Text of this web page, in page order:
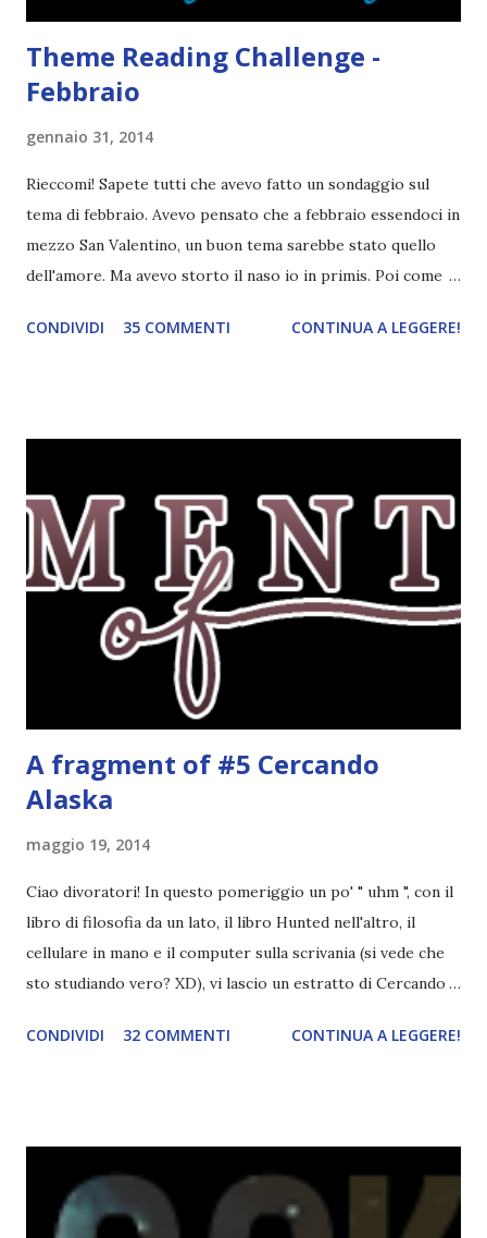
Theme Reading Challenge -
Febbraio
gennaio 31, 2014
Rieccomi! Sapete tutti che avevo fatto un sondaggio sul
tema di febbraio. Avevo pensato che a febbraio essendoci in
mezzo San Valentino, un buon tema sarebbe stato quello
dell'amore. Ma avevo storto il naso io in primis. Poi come
più difficili e fare decidere a voi lettori tra storie d'amore
Dunque qual è questo tema, vi starete chiedendo. Il tema di
febbraio è libri ispirati alle favole! Che ve ne pare? Io avrei
un po' di titoli in wishlist ^^ Non avendo letto nessun libro
ispirato alle favole (D:), tutte voi lasciate solo un titolo e
poi a random ne sceglierò tre! Aggiornerò il post, oppure
CONDIVIDI 35 COMMENTI CONTINUA A LEGGERE!
A fragment of #5 Cercando
Alaska
maggio 19, 2014
Ciao divoratori! In questo pomeriggio un po' " uhm ", con il
libro di filosofia da un lato, il libro Hunted nell'altro, il
cellulare in mano e il computer sulla scrivania (si vede che
sto studiando vero? XD), vi lascio un estratto di Cercando
costante nelle rubriche. Odiavo lo sport. Odiavo lo sport,
delle amicizie, così mi obbligò a entrare nella squadra dei
Pirati di Orlando. Mi feci degli amici eccome: una masnada di
CONDIVIDI 32 COMMENTI CONTINUA A LEGGERE!